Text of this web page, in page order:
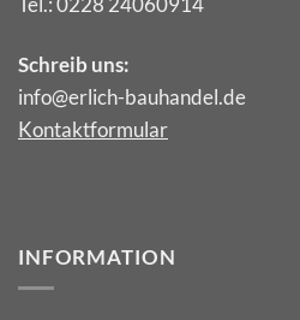
Schreib uns:
info@erlich-bauhandel.de
Kontaktformular
INFORMATION